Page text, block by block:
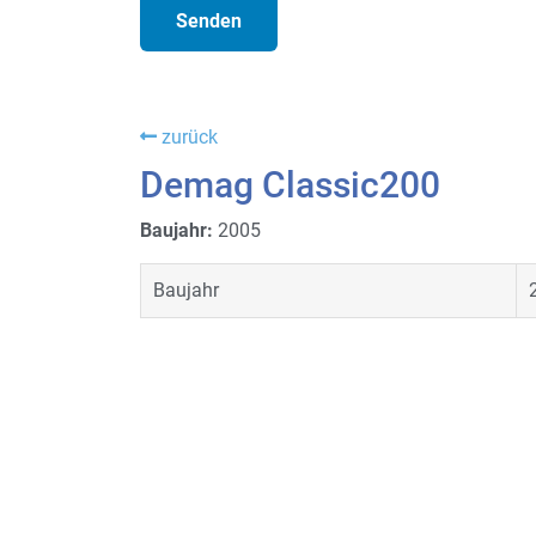
zurück
Demag Classic200
Baujahr: 2005
Baujahr